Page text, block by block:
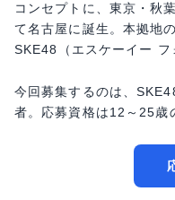
コンセプトに、東京・秋
て名古屋に誕生。本拠地
SKE48（エスケーイー フ
今回募集するのは、
者。応募資格は12～25歳